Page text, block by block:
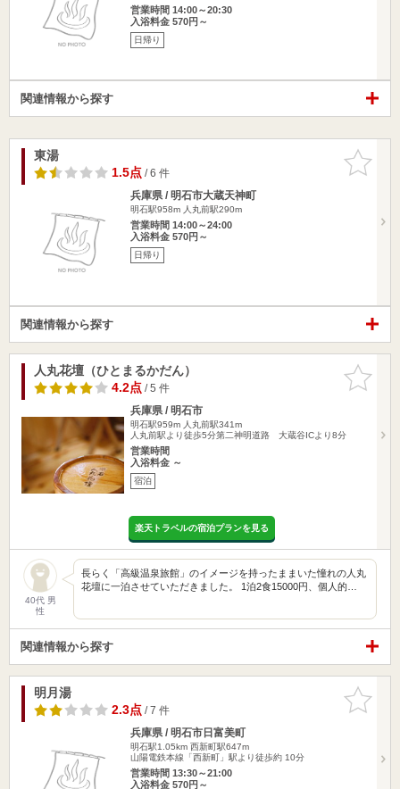
営業時間 14:00～20:30
入浴料金 570円～
日帰り
関連情報から探す
お気に入
りに追加
東湯
1.5点/ 6 件
兵庫県 / 明石市大蔵天神町
明石駅958m 人丸前駅290m
営業時間 14:00～24:00
入浴料金 570円～
日帰り
関連情報から探す
お気に入
りに追加
人丸花壇（ひとまるかだん）
4.2点/ 5 件
兵庫県 / 明石市
明石駅959m 人丸前駅341m
人丸前駅より徒歩5分第二神明道路 大蔵谷ICより8分
営業時間
入浴料金 ～
宿泊
楽天トラベルの宿泊プランを見る
40代 男
性
長らく「高級温泉旅館」のイメージを持ったままいた憧れの人丸
花壇に一泊させていただきました。 1泊2食15000円、個人的…
関連情報から探す
お気に入
りに追加
明月湯
2.3点/ 7 件
兵庫県 / 明石市日富美町
明石駅1.05km 西新町駅647m
山陽電鉄本線「西新町」駅より徒歩約 10分
営業時間 13:30～21:00
入浴料金 570円～